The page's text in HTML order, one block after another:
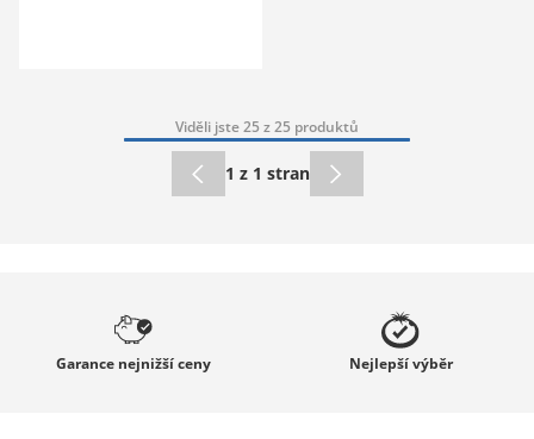
Viděli jste 25 z 25 produktů
1 z 1 stran
Garance nejnižší ceny Nejlepšívýběr